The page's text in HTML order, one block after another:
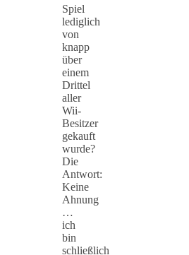
Spiel
lediglich
von
knapp
über
einem
Drittel
aller
Wii-
Besitzer
gekauft
wurde?
Die
Antwort:
Keine
Ahnung
…
ich
bin
schließlich